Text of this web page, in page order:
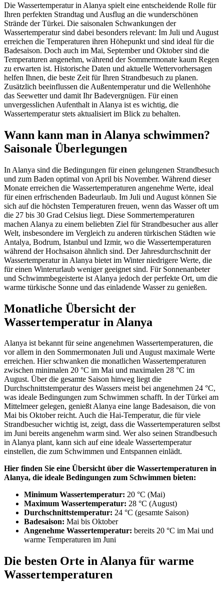
Die Wassertemperatur in Alanya spielt eine entscheidende Rolle für
Ihren perfekten Strandtag und Ausflug an die wunderschönen
Strände der Türkei. Die saisonalen Schwankungen der
Wassertemperatur sind dabei besonders relevant: Im Juli und August
erreichen die Temperaturen ihren Höhepunkt und sind ideal für die
Badesaison. Doch auch im Mai, September und Oktober sind die
Temperaturen angenehm, während der Sommermonate kaum Regen
zu erwarten ist. Historische Daten und aktuelle Wettervorhersagen
helfen Ihnen, die beste Zeit für Ihren Strandbesuch zu planen.
Zusätzlich beeinflussen die Außentemperatur und die Wellenhöhe
das Seewetter und damit Ihr Badevergnügen. Für einen
unvergesslichen Aufenthalt in Alanya ist es wichtig, die
Wassertemperatur stets aktualisiert im Blick zu behalten.
Wann kann man in Alanya schwimmen?
Saisonale Überlegungen
In Alanya sind die Bedingungen für einen gelungenen Strandbesuch
und zum Baden optimal von April bis November. Während dieser
Monate erreichen die Wassertemperaturen angenehme Werte, ideal
für einen erfrischenden Badeurlaub. Im Juli und August können Sie
sich auf die höchsten Temperaturen freuen, wenn das Wasser oft um
die 27 bis 30 Grad Celsius liegt. Diese Sommertemperaturen
machen Alanya zu einem beliebten Ziel für Strandbesucher aus aller
Welt, insbesondere im Vergleich zu anderen türkischen Städten wie
Antalya, Bodrum, Istanbul und Izmir, wo die Wassertemperaturen
während der Hochsaison ähnlich sind. Der Jahresdurchschnitt der
Wassertemperatur in Alanya bietet im Winter niedrigere Werte, die
für einen Winterurlaub weniger geeignet sind. Für Sonnenanbeter
und Schwimmbegeisterte ist Alanya jedoch der perfekte Ort, um die
warme türkische Sonne und das einladende Wasser zu genießen.
Monatliche Übersicht der
Wassertemperatur in Alanya
Alanya ist bekannt für seine angenehmen Wassertemperaturen, die
vor allem in den Sommermonaten Juli und August maximale Werte
erreichen. Hier schwanken die monatlichen Wassertemperaturen
zwischen minimalen 20 °C im Mai und maximalen 28 °C im
August. Über die gesamte Saison hinweg liegt die
Durchschnittstemperatur des Wassers meist bei angenehmen 24 °C,
was ideale Bedingungen zum Schwimmen schafft. In der Türkei am
Mittelmeer gelegen, genießt Alanya eine lange Badesaison, die von
Mai bis Oktober reicht. Auch die Hai-Temperatur, die für viele
Strandbesucher wichtig ist, zeigt, dass die Wassertemperaturen selbst
im Juni bereits angenehm warm sind. Wer also seinen Strandbesuch
in Alanya plant, kann sich auf eine ideale Wassertemperatur
einstellen, die zum Schwimmen und Entspannen einlädt.
Hier finden Sie eine Übersicht über die Wassertemperaturen in
Alanya, die ideale Bedingungen zum Schwimmen bieten:
Minimum Wassertemperatur: 20 °C (Mai)
Maximum Wassertemperatur: 28 °C (August)
Durchschnittstemperatur: 24 °C (gesamte Saison)
Badesaison: Mai bis Oktober
Angenehme Wassertemperatur: bereits 20 °C im Mai und
warme Temperaturen im Juni
Die besten Orte in Alanya für warme
Wassertemperaturen